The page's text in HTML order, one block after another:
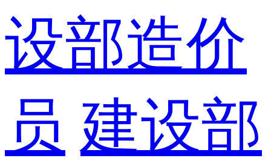
设部造价
员 建设部